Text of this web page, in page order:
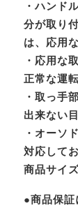
・ハンド
分が取り
は、応用
・応用な
正常な運
・取っ手
出来ない
・オーソ
対応して
商品サイ
●商品保証